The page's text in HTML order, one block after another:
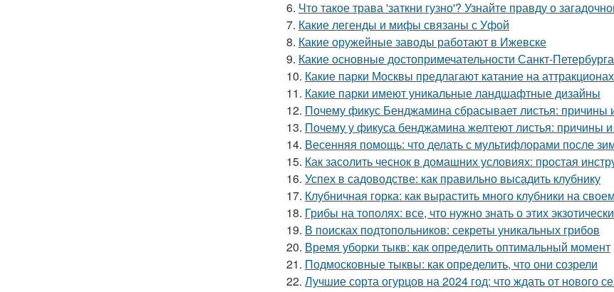
6. Что такое трава 'заткни гузно'? Узнайте правду о
7. Какие легенды и мифы связаны с Уфой
8. Какие оружейные заводы работают в Ижевске
9. Какие основные достопримечательности Санкт-
10. Какие парки Москвы предлагают катание на аттракционах
11. Какие парки имеют уникальные ландшафтные дизайны
12. Почему фикус Бенджамина сбрасывает листья: причины
13. Почему у фикуса бенджамина желтеют листья: причины
14. Весенняя помощь: что делать с мультифлорами после
15. Как засолить чеснок в домашних условиях: простая
16. Успех в садоводстве: как правильно высадить клубнику
17. Клубничная горка: как вырастить много клубники на
18. Грибы на тополях: все, что нужно знать о этих
19. В поисках подтопольников: секреты уникальных грибов
20. Время уборки тыкв: как определить оптимальный момент
21. Подмосковные тыквы: как определить, что они созрели
22. Лучшие сорта огурцов на 2024 год: что ждать от нового